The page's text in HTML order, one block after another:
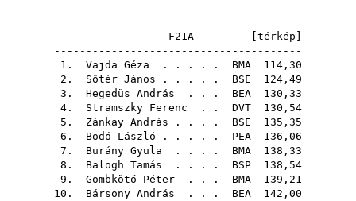
F21A [ térkép
---------------------------------------
1. Vajda Géza . . . . . BMA 114,30
2. Sőtér János . . . . . BSE 124,49
3. Hegedüs András . . . BEA 130,33
4. Stramszky Ferenc . . DVT 130,54
5. Zánkay András . . . . BSE 135,35
6. Bodó László . . . . . PEA 136,06
7. Burány Gyula . . . . BMA 138,33
8. Balogh Tamás . . . . BSP 138,54
9. Gombkötő Péter . . . BMA 139,21
10. Bársony András . . . BEA 142,00